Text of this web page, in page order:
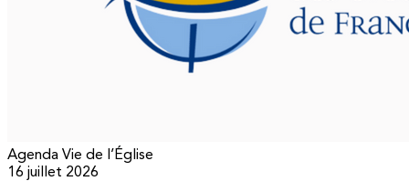
Agenda Vie de l’Église
16 juillet 2026